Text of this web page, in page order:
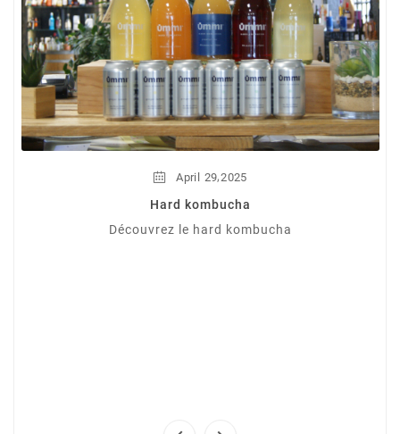
April 29,2025
Hard kombucha
Découvrez le hard kombucha